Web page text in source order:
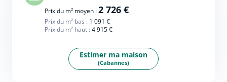
Prix du m² moyen :2 726 €
Prix du m² bas : 1 091 €
Prix du m² haut :4 915 €
Estimer ma maison
(Cabannes)